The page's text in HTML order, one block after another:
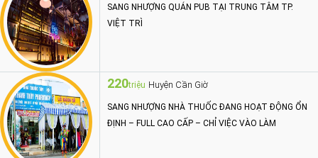
SANG NHƯỢNG QUÁN PUB TẠI TRUNG TÂM TP.
VIỆT TRÌ
220triệu Huyện Cần Giờ
SANG NHƯỢNG NHÀ THUỐC ĐANG HOẠT ĐỘNG ỔN
ĐỊNH – FULL CAO CẤP – CHỈ VIỆC VÀO LÀM